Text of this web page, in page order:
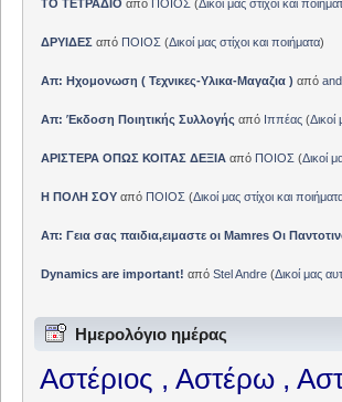
ΤΟ ΤΕΤΡΑΔΙΟ από ΠΟΙΟΣ (Δικοί μας στίχοι και
ΔΡΥΙΔΕΣ από ΠΟΙΟΣ (Δικοί μας στίχοι και ποιήματα)
Απ: Ηχομονωση ( Τεχνικες-Υλικα-Μαγαζια ) από
Απ: Έκδοση Ποιητικής Συλλογής από Ιππέας(Δικοί
ΑΡΙΣΤΕΡΑ ΟΠΩΣ ΚΟΙΤΑΣ ΔΕΞΙΑαπό ΠΟΙΟΣ (Δικοί
Η ΠΟΛΗ ΣΟΥαπό ΠΟΙΟΣ (Δικοί μας στίχοι και
Απ: Γεια σας παιδια,ειμαστε οι Mamres Οι
Dynamics are important! από Stel Andre(Δικοί μας
Ημερολόγιο ημέρας
Αστέριος , Αστέρω ,